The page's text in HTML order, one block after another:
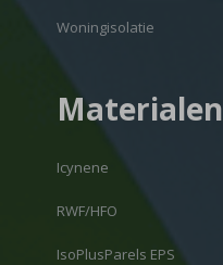
Woningisolatie
Materialen
Icynene
RWF/HFO
IsoPlusParels EPS